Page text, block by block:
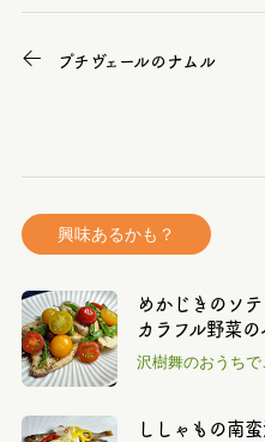
プチヴェールのナムル
興味あるかも？
めかじきのソ
カラフル野菜
沢樹舞のおうちで
ししゃもの南